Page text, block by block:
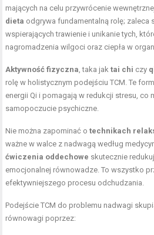
mających na celu przywrócenie
dieta odgrywa fundamentalną rolę; zaleca
wspierających trawienie i unikanie tych,
nagromadzenia wilgoci oraz ciepła w
Aktywność fizyczna , taka jaktai chi czy
rolę w holistycznym podejściu TCM. Te
energii Qi i pomagają w redukcji stresu, co
samopoczucie psychiczne.
Nie można zapominać otechnikach
ważne w walce z nadwagą według
ćwiczenia oddechowe skutecznie
emocjonalnej równowadze. To wszystko
efektywniejszego procesu odchudzania.
Podejście TCM do problemu nadwagi
równowagi poprzez: